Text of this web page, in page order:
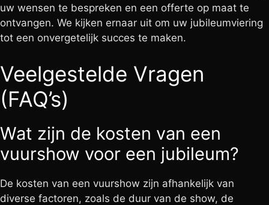
uw wensen te bespreken en een offerte op maat te
ontvangen. We kijken ernaar uit om uw jubileumviering
tot een onvergetelijk succes te maken.
Veelgestelde Vragen
(FAQ’s)
Wat zijn de kosten van een
vuurshow voor een jubileum?
De kosten van een vuurshow zijn afhankelijk van
diverse factoren, zoals de duur van de show, de